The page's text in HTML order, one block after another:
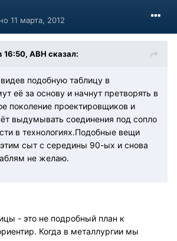
11 марта, 2012
16:50, АВН сказал:
подобную таблицу в
её за основу и начнут претворять в
поколение проектировщиков и
выдумывать соединения под сопло
в технологиях.Подобные вещи
сыт с середины 90-ых и снова
не желаю.
- это не подробный план к
Когда в металлургии мы